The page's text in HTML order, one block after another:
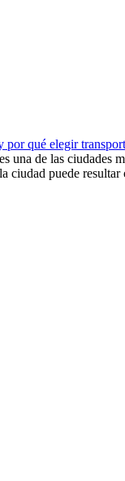
qué elegir
de las ciudades
ciudad puede